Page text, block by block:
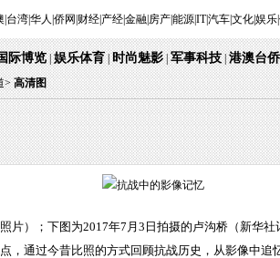
台湾|华人 侨网 财经| 产经|金融| 房产|能源|IT|汽车|文化|娱乐|
际博览|娱乐体育|时尚魅影|军事科技|港澳台侨
> 高清图
片）；下图为2017年7月3日拍摄的卢沟桥（新华
，通过今昔比照的方式回顾抗战历史，从影像中追